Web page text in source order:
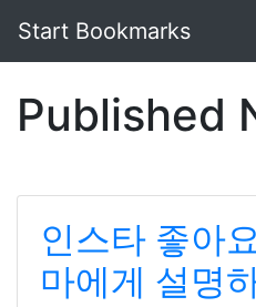
Start Bookmarks
Published
인스타 좋아
마에게 설명